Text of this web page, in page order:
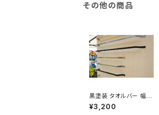
その他の商品
黒塗装 タオルバー 幅3
00mm
¥3,200